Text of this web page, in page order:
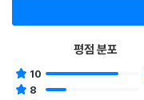
평점 분포
10
8